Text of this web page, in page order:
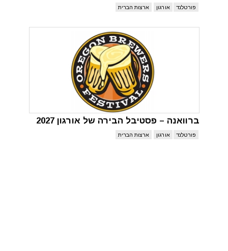
פורטלנד אורגון ארצות הברית
ברוואנה – פסטיבל הבירה של אורגון 2027
פורטלנד אורגון ארצות הברית